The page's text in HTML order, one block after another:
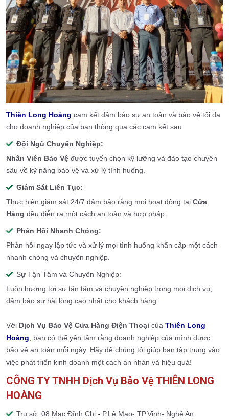
Thiên Long Hoàng cam kết đảm bảo sự an toàn và bảo vệ tối đa
cho doanh nghiệp của bạn thông qua các cam kết sau:
Đội Ngũ Chuyên Nghiệp:
Nhân Viên Bảo Vệ được tuyển chọn kỹ lưỡng và đào tạo chuyên
sâu về kỹ năng bảo vệ và xử lý tình huống.
Giám Sát Liên Tục:
Thực hiện giám sát 24/7 đảm bảo rằng mọi hoạt động tại Cửa
Hàng đều diễn ra một cách an toàn và hợp pháp.
Phản Hồi Nhanh Chóng:
Phản hồi ngay lập tức và xử lý mọi tình huống khẩn cấp một cách
nhanh chóng và chuyên nghiệp.
Sự Tận Tâm và Chuyên Nghiệp:
Luôn hướng tới sự tận tâm và chuyên nghiệp trong mọi dịch vụ,
đảm bảo sự hài lòng cao nhất cho khách hàng.
Với Dịch Vụ Bảo Vệ Cửa Hàng Điện Thoại của Thiên Long
Hoàng, bạn có thể yên tâm rằng doanh nghiệp của mình được
bảo vệ an toàn mỗi ngày. Hãy để chúng tôi giúp bạn tập trung vào
việc phát triển kinh doanh một cách an nhàn và hiệu quả!
CÔNG TY TNHH Dịch Vụ Bảo Vệ THIÊN LONG
HOÀNG
Trụ sở: 08 Mạc Đĩnh Chi - P.Lê Mao- TP.Vinh- Nghệ An